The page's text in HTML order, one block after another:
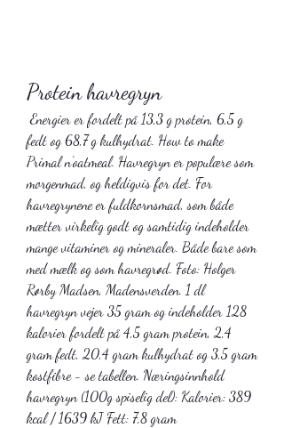
Protein havregryn
Energier er fordelt på 13,3 g protein, 6,5 g
fedt og 68,7 g kulhydrat. How to make
Primal n’oatmeal. Havregryn er populære som
morgenmad, og heldigvis for det. For
havregrynene er fuldkornsmad, som både
mætter virkelig godt og samtidig indeholder
mange vitaminer og mineraler. Både bare som
med mælk og som havregrød. Foto: Holger
Rørby Madsen, Madensverden. 1 dl
havregryn vejer 35 gram og indeholder 128
kalorier fordelt på 4,5 gram protein, 2,4
gram fedt, 20,4 gram kulhydrat og 3,5 gram
kostfibre - se tabellen. Næringsinnhold
havregryn (100g spiselig del): Kalorier: 389
kcal / 1639 kJ Fett: 7,8 gram